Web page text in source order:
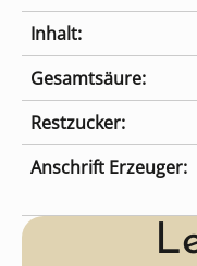
Inhalt:
Gesamtsäure:
Restzucker:
Anschrift Erzeuger: